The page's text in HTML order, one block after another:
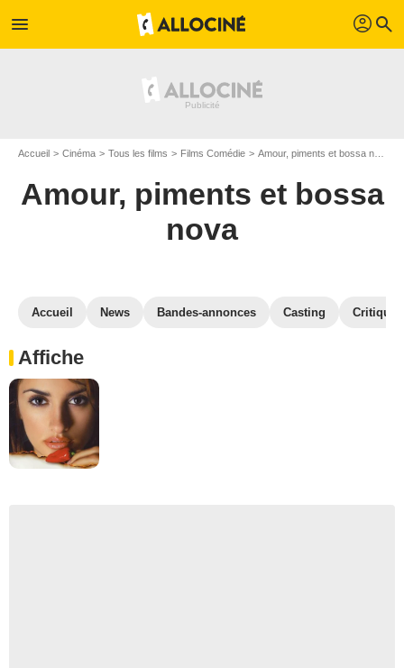
menu profil search
Accueil Cinéma Tous les films Films Comédie Amour, piments et bossa nova
Amour, piments et bossa
nova
Accueil News Bandes-annonces Casting
Affiche